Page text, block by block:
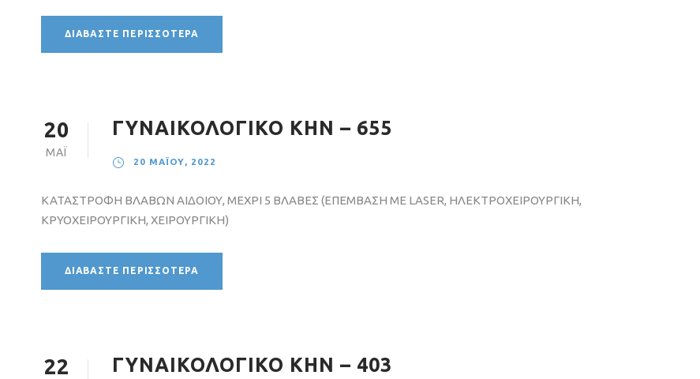
ΔΙΑΒΆΣΤΕ ΠΕΡΙΣΣΌΤΕΡΑ
20
ΜΆΙ
ΓΥΝΑΙΚΟΛΟΓΙΚΟ ΚΗΝ – 655
20 ΜΑΪ́ΟΥ, 2022
ΚΑΤΑΣΤΡΟΦΗ ΒΛΑΒΩΝ ΑΙΔΟΙΟΥ, ΜΕΧΡΙ 5 ΒΛΑΒΕΣ (ΕΠΕΜΒΑΣΗ ΜΕ LASER, ΗΛΕΚΤΡΟΧΕΙΡΟΥΡΓΙΚΗ,
ΚΡΥΟΧΕΙΡΟΥΡΓΙΚΗ, ΧΕΙΡΟΥΡΓΙΚΗ)
ΔΙΑΒΆΣΤΕ ΠΕΡΙΣΣΌΤΕΡΑ
22 ΓΥΝΑΙΚΟΛΟΓΙΚΟ ΚΗΝ – 403